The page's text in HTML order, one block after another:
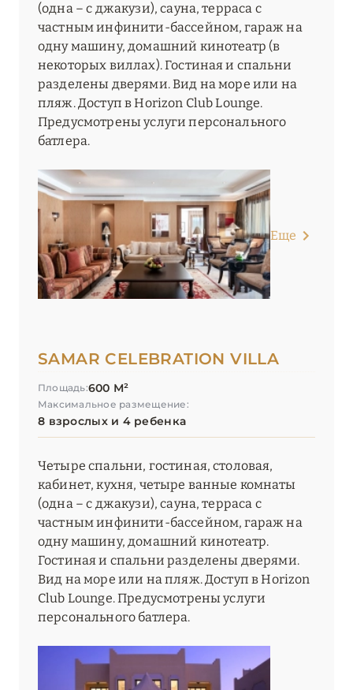
(одна – с джакузи), сауна, терраса с
частным инфинити-бассейном, гараж на
одну машину, домашний кинотеатр (в
некоторых виллах). Гостиная и спальни
разделены дверями. Вид на море или на
пляж. Доступ в Horizon Club Lounge.
Предусмотрены услуги персонального
батлера.
Еще
SAMAR CELEBRATION VILLA
Площадь:600 М²
Максимальное размещение:
8 взрослых и 4 ребенка
Четыре спальни, гостиная, столовая,
кабинет, кухня, четыре ванные комнаты
(одна – с джакузи), сауна, терраса с
частным инфинити-бассейном, гараж на
одну машину, домашний кинотеатр.
Гостиная и спальни разделены дверями.
Вид на море или на пляж. Доступ в Horizon
Club Lounge. Предусмотрены услуги
персонального батлера.